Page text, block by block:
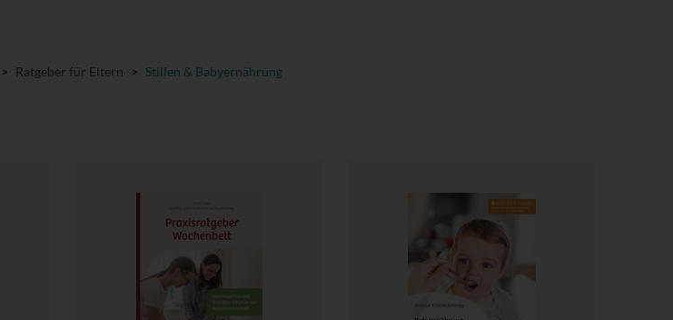
> Ratgeber für Eltern > Stillen & Babyernährung